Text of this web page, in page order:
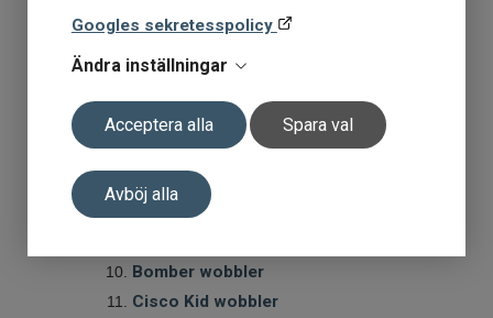
Googles sekretesspolicy
Ändra inställningar
Acceptera alla Spara val
Avböj alla
Abborrwobbler djupgående
Gäddwobbler djupgående
Göswobbler djupgående
Göswobbler
Lax och havsörings wobbler
ABU wobbler
Bomber wobbler
Cisco Kid wobbler